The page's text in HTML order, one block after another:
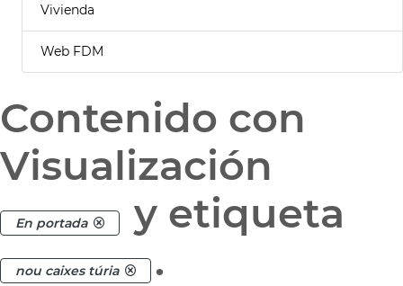
Vivienda
Web FDM
Contenido con
Visualización
En portada y etiqueta
nou caixes túria .